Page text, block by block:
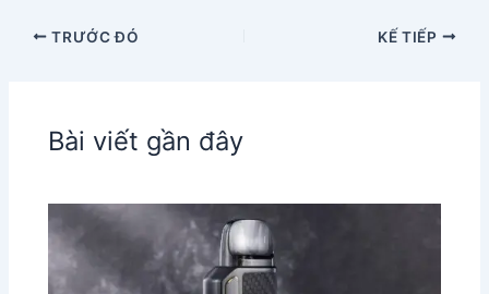
TRƯỚC ĐÓ KẾ TIẾP
Bài viết gần đây